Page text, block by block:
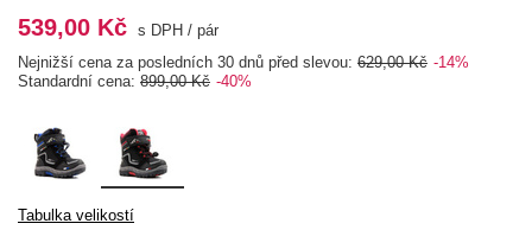
Tabulka velikostí
539,00 Kč s DPH / pár
Nejnižší cena za posledních 30 dnů před slevou: 629,00 Kč -14%
Standardní cena: 899,00 Kč -40%